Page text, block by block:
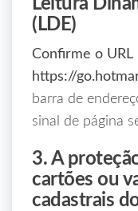
Leitura
(LDE)
Confirme o URL
https://
barra de
sinal de página
3. A
cartões ou
cadastrais